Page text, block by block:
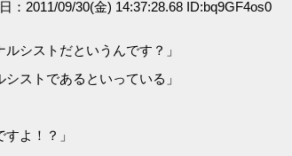
：2011/09/30(金) 14:37:28.68 ID:bq9GF4os0
シストだというんです？」
ストであるといっている」
よ！？」